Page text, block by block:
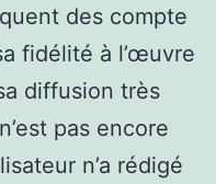
des compte
fidélité à l’œuvre
diffusion très
pas encore
n’a rédigé